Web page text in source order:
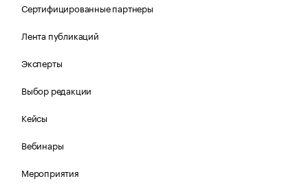
Сертифицированные партнеры
Лента публикаций
Эксперты
Выбор редакции
Кейсы
Вебинары
Мероприятия